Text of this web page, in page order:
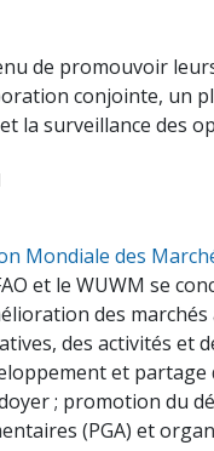
de promouvoir
conjointe,
la surveillance des
Mondiale des
et le WUWM se
des
des activités et
et partage
; promotion du
(PGA) et